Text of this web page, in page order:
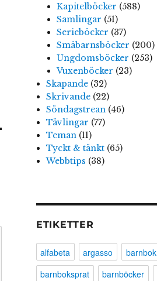
Kapitelböcker (588)
Samlingar (51)
Serieböcker (37)
Småbarnsböcker (200)
Ungdomsböcker (253)
Vuxenböcker (23)
Skapande (32)
Skrivande (22)
Söndagstrean (46)
Tävlingar (77)
Teman (11)
Tyckt & tänkt (65)
Webbtips (38)
ETIKETTER
alfabeta argasso
barnbok
barnboksprat
barnböcker